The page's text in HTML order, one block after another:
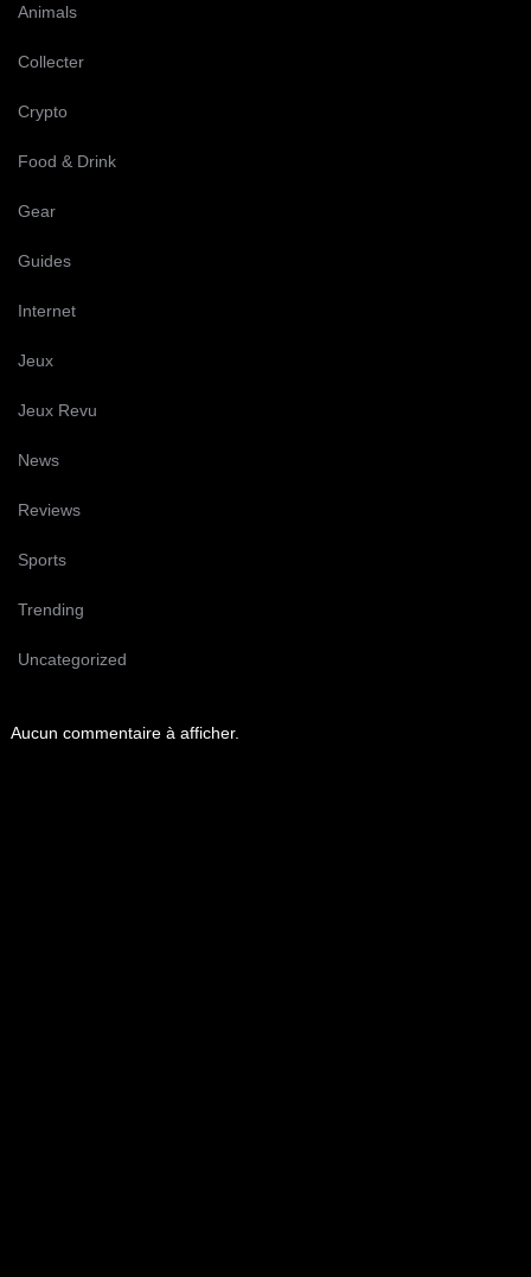
Animals
Collecter
Crypto
Food & Drink
Gear
Guides
Internet
Jeux
Jeux Revu
News
Reviews
Sports
Trending
Uncategorized
Aucun commentaire à afficher.